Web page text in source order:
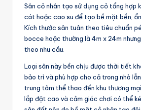
Sân cỏ nhân tạo sử dụng cỏ tổng hợp
cát hoặc cao su để tạo bề mặt bền,
Kích thước sân tuân theo tiêu chuẩn
bocce hoặc thường là 4m x 24m
theo nhu cầu.
Loại sân này bền chịu được thời tiết
bảo trì và phù hợp cho cả trong nhà
trung tâm thể thao đến khu thương
lắp đặt cao và cảm giác chơi có thể